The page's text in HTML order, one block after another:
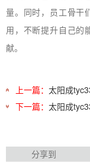
量。同时，员工骨干
用，不断提升自己的
献。
上一篇： 太阳成
下一篇： 太阳成
分享到